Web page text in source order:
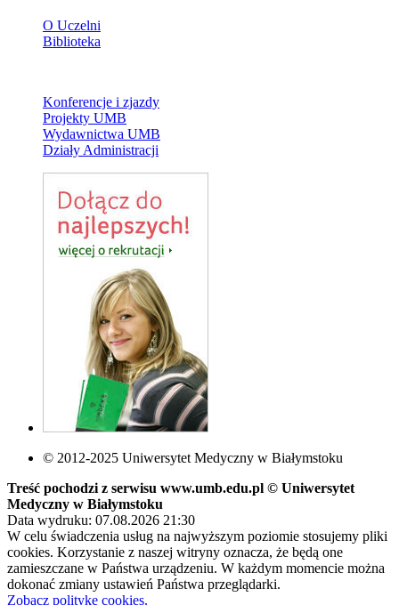
O Uczelni
Biblioteka
Konferencje i zjazdy
Projekty UMB
Wydawnictwa UMB
Działy Administracji
© 2012-2025 Uniwersytet Medyczny w Białymstoku
Treść pochodzi z serwisu www.umb.edu.pl © Uniwersytet
Medyczny w Białymstoku
Data wydruku: 07.08.2026 21:30
W celu świadczenia usług na najwyższym poziomie stosujemy pliki
cookies. Korzystanie z naszej witryny oznacza, że będą one
zamieszczane w Państwa urządzeniu. W każdym momencie można
dokonać zmiany ustawień Państwa przeglądarki.
Zobacz politykę cookies.